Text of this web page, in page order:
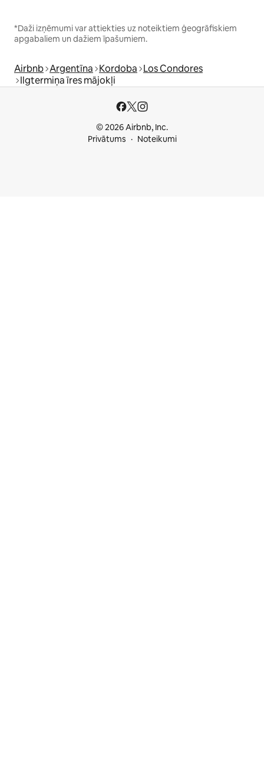
*Daži izņēmumi var attiekties uz noteiktiem ģeogrāfiskiem
apgabaliem un dažiem īpašumiem.
Airbnb Argentīna Kordoba Los Condores
Ilgtermiņa īres mājokļi
© 2026 Airbnb, Inc.
Privātums
Noteikumi